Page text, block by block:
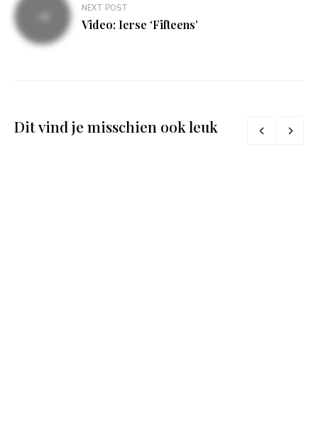
NEXT POST
Video: Ierse ‘Fifteens’
Dit vind je misschien ook leuk